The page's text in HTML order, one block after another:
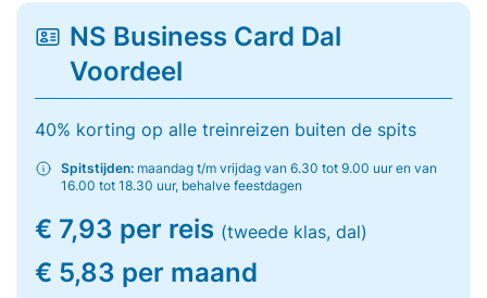
NS Business Card Dal
Voordeel
40% korting op alle treinreizen buiten de spits
Spitstijden: maandag t/m vrijdag van 6.30 tot 9.00 uur en van
16.00 tot 18.30 uur, behalve feestdagen
€ 7,93 per reis (tweede klas, dal)
€ 5,83 per maand